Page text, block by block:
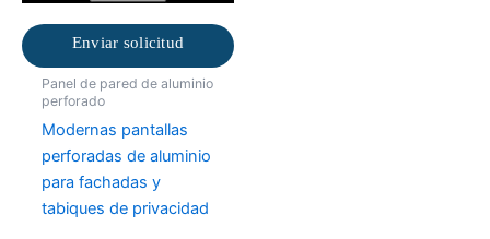
Enviar solicitud
Panel de pared de aluminio
perforado
Modernas pantallas
perforadas de aluminio
para fachadas y
tabiques de privacidad